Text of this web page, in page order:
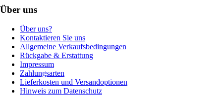
Über uns
Über uns?
Kontaktieren Sie uns
Allgemeine Verkaufsbedingungen
Rückgabe & Erstattung
Impressum
Zahlungsarten
Lieferkosten und Versandoptionen
Hinweis zum Datenschutz